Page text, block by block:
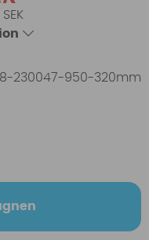
230047-950-320mm